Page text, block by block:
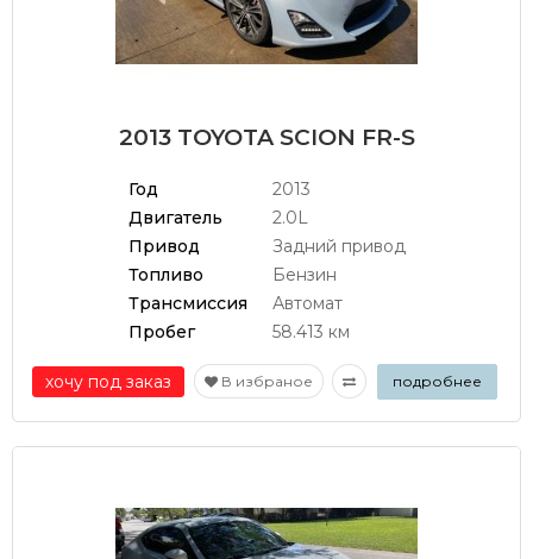
2013 TOYOTA SCION FR-S
Год
2013
Двигатель
2.0L
Привод
Задний привод
Топливо
Бензин
Трансмиссия
Автомат
Пробег
58.413 км
хочу под заказ В избраное подробнее